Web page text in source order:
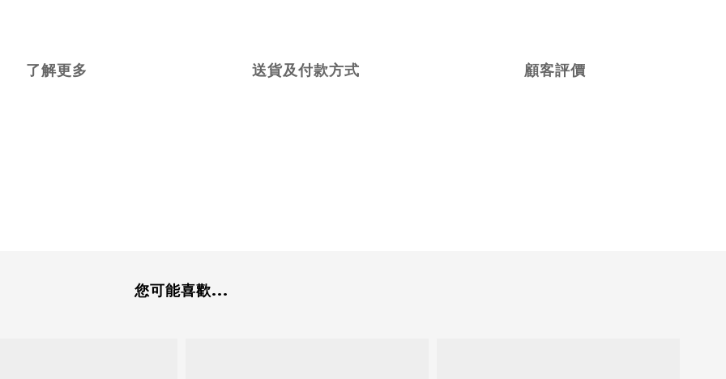
了解更多 送貨及付款方式 顧客評價
您可能喜歡...